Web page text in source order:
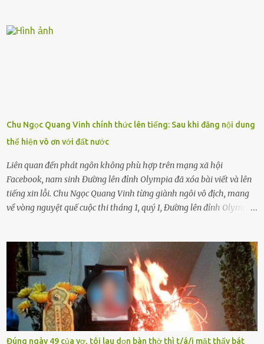
khuyên nhủ con thật cẩn thận. Nếu cháu không nghe lời, cảnh sát
để được giúp đỡ thì có thể sẽ bỏ lỡ cơ hội và gặp nguy hiểm. Trẻ con
có biết gì đâu Nhiều người cứ coi trẻ còn nhỏ nên dù có phạm sai
lầm, thì họ cũng không trách mắng. Nhưng nếu người lớn tuổi
không dạy con cẩn...
Chu Ngọc Quang Vinh chính thức lên tiếng: Sau khi đăng nội dung
thể hiện vô ơn với đất nước
Liên quan đến phát ngôn không phù hợp trên mạng xã hội
Facebook, nam sinh Đường lên đỉnh Olympia đã xóa bài viết và lên
tiếng xin lỗi. Chu Ngọc Quang Vinh từng giành ngôi vô địch, mang
về vòng nguyệt quế cuộc thi tháng 1, quý I, Đường lên đỉnh Olympia.
chưa phù hợp, gây xôn xao, bức xúc trong dư luận. Ngay sau đó,
Trường THPT Chuyên Nguyễn Tất Thành báo cáo xác nhận tài
khoản Chu Vinh là của học sinh Chu Ngọc Quang Vinh, lớp 12 Anh
của nhà trường. Nam sinh này từng giành ngôi vô địch, mang về
vòng nguyệt quế cuộc thi tháng 1, quý I, Đường lên đỉnh Olympia
năm thứ 24. Quá trình giáo dục, học sinh Chu Ngọc Quang Vinh đã
nhận thức được nội dung bài viết của bản thân trên mạng xã hội
Đúng ngày 49 của vợ, tôi lau dọn bàn thờ thì t/á/i mặt thấy bát